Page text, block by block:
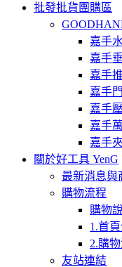
批發批貨團購區
嘉手
嘉手
嘉手
嘉手
嘉手
嘉手
嘉手
關於好工具 YenG
最新消息與
購物流程
購物
1.首
2.購
友站連結